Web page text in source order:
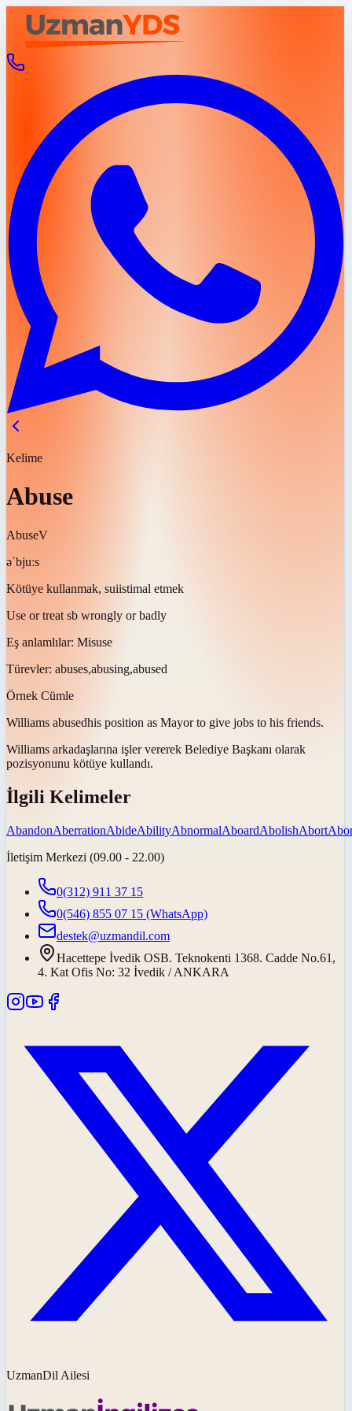
Kelime
Abuse
AbuseV
əˈbjuːs
Kötüye kullanmak, suiistimal etmek
Use or treat sb wrongly or badly
Eş anlamlılar: Misuse
Türevler: abuses,abusing,abused
Örnek Cümle
Williams abusedhis position as Mayor to give jobs to his friends.
Williams arkadaşlarına işler vererek Belediye Başkanı olarak
pozisyonunu kötüye kullandı.
İlgili Kelimeler
AbandonAberrationAbideAbilityAbnormalAboardAbolishAbort
İletişim Merkezi (09.00 - 22.00)
0(312) 911 37 15
0(546) 855 07 15 (WhatsApp)
destek@uzmandil.com
Hacettepe İvedik OSB. Teknokenti 1368. Cadde No.61,
4. Kat Ofis No: 32 İvedik / ANKARA
UzmanDil Ailesi